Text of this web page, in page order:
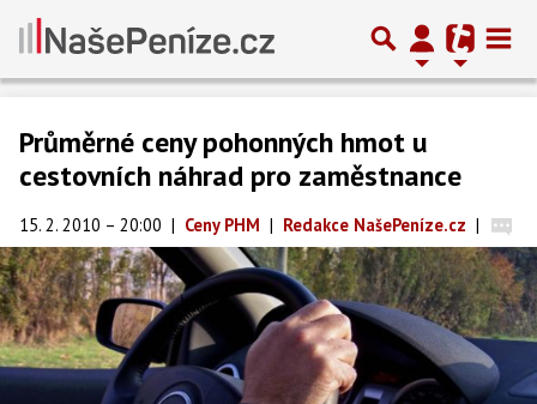
Průměrné ceny pohonných hmot u
cestovních náhrad pro zaměstnance
15. 2. 2010 – 20:00 | Ceny PHM | Redakce NašePeníze.cz |